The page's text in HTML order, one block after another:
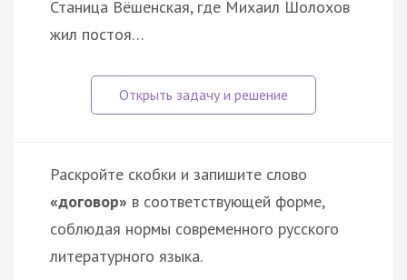
Станица Вёшенская, где Михаил Шолохов
жил постоя…
Раскройте скобки и запишите слово
«договор» в соответствующей форме,
соблюдая нормы современного русского
литературного языка.